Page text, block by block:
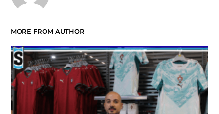
MORE FROM AUTHOR